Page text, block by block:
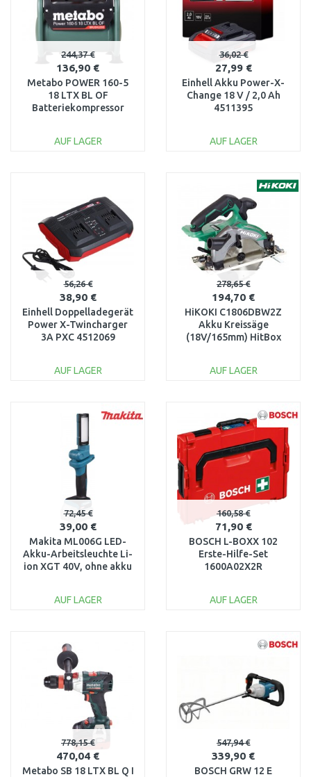
244,37 €
136,90 €
Metabo POWER 160-5
18 LTX BL OF
Batteriekompressor
AUF LAGER
Vergleichen
36,02 €
27,99 €
Einhell Akku Power-X-
Change 18 V / 2,0 Ah
4511395
AUF LAGER
Vergleichen
56,26 €
38,90 €
Einhell Doppelladegerät
Power X-Twincharger
3A PXC 4512069
AUF LAGER
278,65 €
194,70 €
HiKOKI C1806DBW2Z
Akku Kreissäge
(18V/165mm) HitBox
AUF LAGER
Vergleichen
72,45 €
39,00 €
Makita ML006G LED-
Akku-Arbeitsleuchte Li-
ion XGT 40V, ohne akku
AUF LAGER
Vergleichen
160,58 €
71,90 €
BOSCH L-BOXX 102
Erste-Hilfe-Set
1600A02X2R
AUF LAGER
778,15 €
470,04 €
Metabo SB 18 LTX BL Q I
547,94 €
339,90 €
BOSCH GRW 12 E